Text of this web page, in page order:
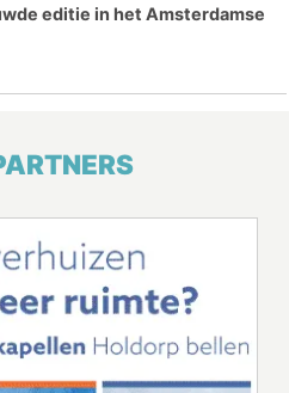
editie in het Amsterdamse